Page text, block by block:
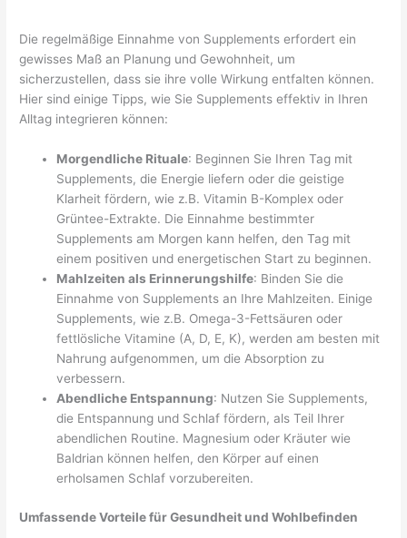
Die regelmäßige Einnahme von Supplements erfordert ein
gewisses Maß an Planung und Gewohnheit, um
sicherzustellen, dass sie ihre volle Wirkung entfalten können.
Hier sind einige Tipps, wie Sie Supplements effektiv in Ihren
Alltag integrieren können:
Morgendliche Rituale: Beginnen Sie Ihren Tag mit
Supplements, die Energie liefern oder die geistige
Klarheit fördern, wie z.B. Vitamin B-Komplex oder
Grüntee-Extrakte. Die Einnahme bestimmter
Supplements am Morgen kann helfen, den Tag mit
einem positiven und energetischen Start zu beginnen.
Mahlzeiten als Erinnerungshilfe: Binden Sie die
Einnahme von Supplements an Ihre Mahlzeiten. Einige
Supplements, wie z.B. Omega-3-Fettsäuren oder
fettlösliche Vitamine (A, D, E, K), werden am besten mit
Nahrung aufgenommen, um die Absorption zu
verbessern.
Abendliche Entspannung: Nutzen Sie Supplements,
die Entspannung und Schlaf fördern, als Teil Ihrer
abendlichen Routine. Magnesium oder Kräuter wie
Baldrian können helfen, den Körper auf einen
erholsamen Schlaf vorzubereiten.
Umfassende Vorteile für Gesundheit und Wohlbefinden